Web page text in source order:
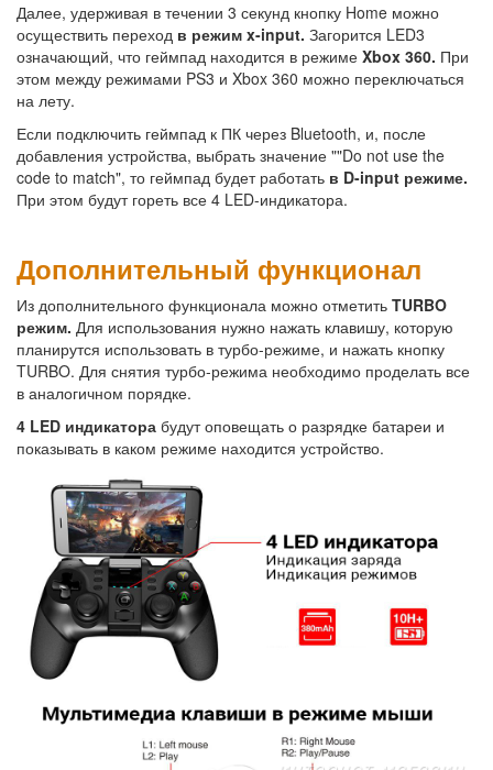
Далее, удерживая в течении 3 секунд кнопку Home можно
осуществить переход в режим x-input. Загорится LED3
означающий, что геймпад находится в режиме Xbox 360. При
этом между режимами PS3 и Xbox 360 можно переключаться
на лету.
Если подключить геймпад к ПК через Bluetooth, и, после
добавления устройства, выбрать значение ""Do not use the
code to match", то геймпад будет работать в D-input режиме.
При этом будут гореть все 4 LED-индикатора.
Дополнительный функционал
Из дополнительного функционала можно отметить TURBO
режим. Для использования нужно нажать клавишу, которую
планирутся использовать в турбо-режиме, и нажать кнопку
TURBO. Для снятия турбо-режима необходимо проделать все
в аналогичном порядке.
4 LED индикатора будут оповещать о разрядке батареи и
показывать в каком режиме находится устройство.